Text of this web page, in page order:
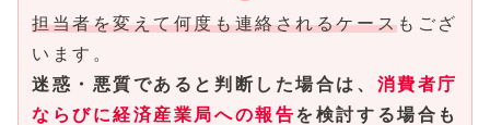
担当者を変えて何度も連絡されるケースもござ
います。
迷惑・悪質であると判断した場合は、 消費者庁
ならびに経済産業局への報告を検討する場合も